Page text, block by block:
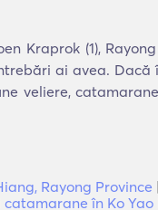
Kraprok (1),
ai avea. Dacă
veliere,
Rayong Province |
în Ko